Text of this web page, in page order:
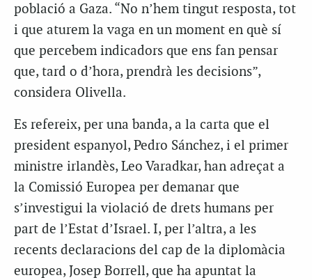
població a Gaza. “No n’hem tingut resposta, tot
i que aturem la vaga en un moment en què sí
que percebem indicadors que ens fan pensar
que, tard o d’hora, prendrà les decisions”,
considera Olivella.
Es refereix, per una banda, a la carta que el
president espanyol, Pedro Sánchez, i el primer
ministre irlandès, Leo Varadkar, han adreçat a
la Comissió Europea per demanar que
s’investigui la violació de drets humans per
part de l’Estat d’Israel. I, per l’altra, a les
recents declaracions del cap de la diplomàcia
europea, Josep Borrell, que ha apuntat la